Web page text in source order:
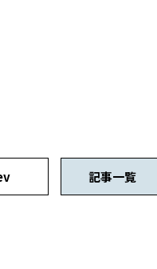
記事一覧